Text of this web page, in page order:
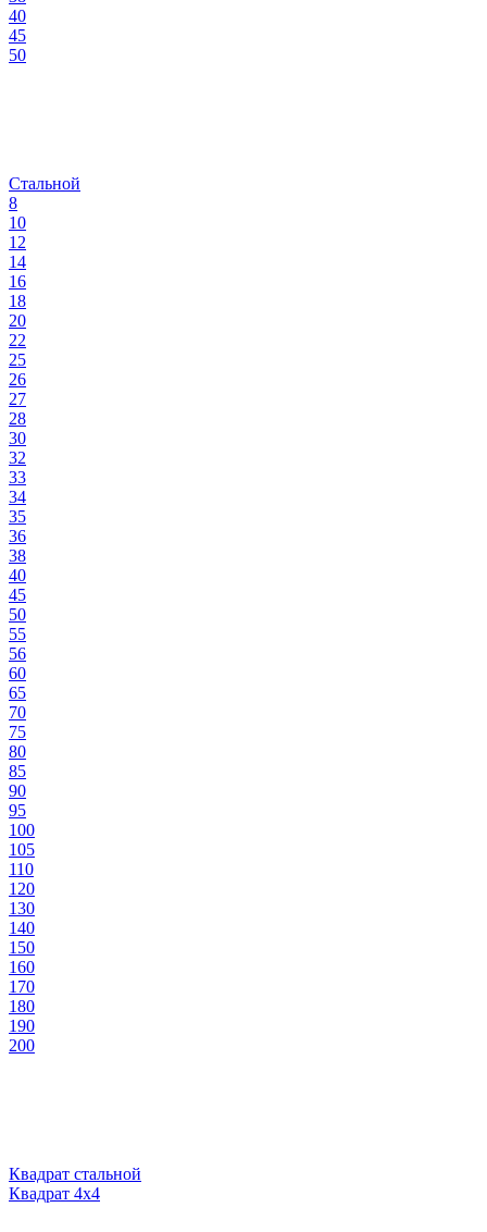
40
45
50
Стальной
8
10
12
14
16
18
20
22
25
26
27
28
30
32
33
34
35
36
38
40
45
50
55
56
60
65
70
75
80
85
90
95
100
105
110
120
130
140
150
160
170
180
190
200
Квадрат стальной
Квадрат 4х4